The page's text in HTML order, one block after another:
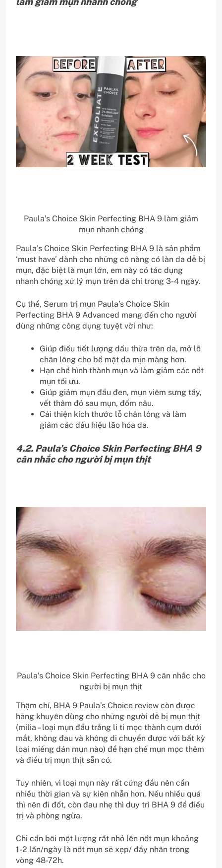
Paula’s Choice Skin Perfecting BHA 9 làm giảm
mụn nhanh chóng
Paula’s Choice Skin Perfecting BHA 9 là sản phẩm
‘must have’ dành cho những cô nàng có làn da dễ bị
mụn, đặc biệt là mụn lớn, em này có tác dụng
nhanh chóng xử lý mụn trên da chỉ trong 3-4 ngày.
Cụ thể, Serum trị mụn Paula’s Choice Skin
Perfecting BHA 9 Advanced mang đến cho người
dùng những công dụng tuyệt vời như:
Giúp điều tiết lượng dầu thừa trên da, mở lỗ
chân lông cho bề mặt da mịn màng hơn.
Hạn chế hình thành mụn và làm giảm các nốt
mụn tối ưu.
Giúp giảm mụn đầu đen, mụn viêm sưng tấy,
vết thâm đỏ sau mụn, đốm nâu.
Cải thiện kích thước lỗ chân lông và làm
giảm các dấu hiệu lão hóa da.
4.2. Paula’s Choice Skin Perfecting BHA 9
cân nhắc cho người bị mụn thịt
Paula’s Choice Skin Perfecting BHA 9 cân nhắc cho
người bị mụn thịt
Thậm chí, BHA 9 Paula’s Choice review còn được
hãng khuyên dùng cho những người dễ bị mụn thịt
(milia – loại mụn đầu trắng li ti mọc thành cụm dưới
mắt, không đau và không di chuyển được với bất kỳ
loại miếng dán mụn nào) để hạn chế mụn mọc thêm
và điều trị mụn thịt sẵn có.
Tuy nhiên, vì loại mụn này rất cứng đầu nên cần
nhiều thời gian và sự kiên nhẫn hơn. Nếu nhiều quá
thì nên đi đốt, còn đau nhẹ thì duy trì BHA 9 để điều
trị và phòng ngừa.
Chỉ cần bôi một lượng rất nhỏ lên nốt mụn khoảng
1-2 lần/ngày là nốt mụn sẽ xẹp/ đẩy nhân trong
vòng 48-72h.